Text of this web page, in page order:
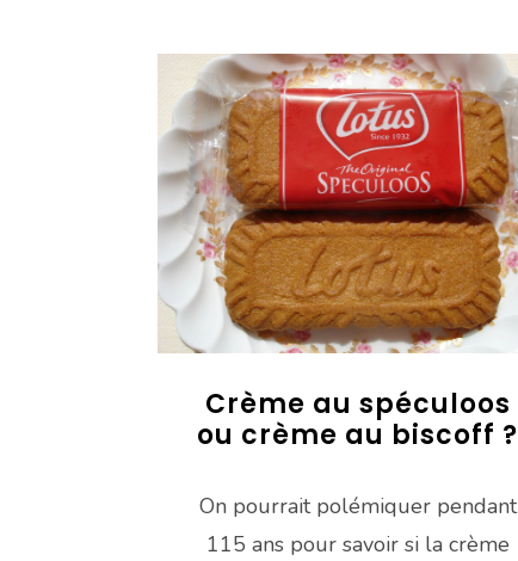
Crème au spéculoos
ou crème au biscoff ?
On pourrait polémiquer pendant
115 ans pour savoir si la crème